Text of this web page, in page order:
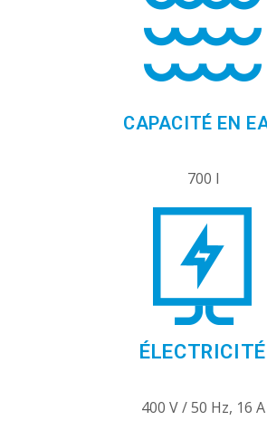
CAPACITÉ EN
700 l
ÉLECTRICITÉ
400 V / 50 Hz, 16 A